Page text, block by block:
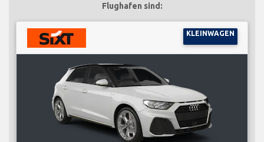
Flughafen sind:
KLEINWAGEN